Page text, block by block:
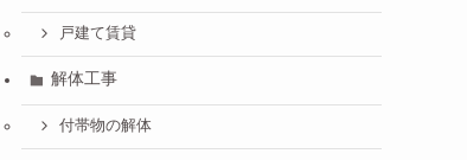
戸建て賃貸
解体工事
付帯物の解体